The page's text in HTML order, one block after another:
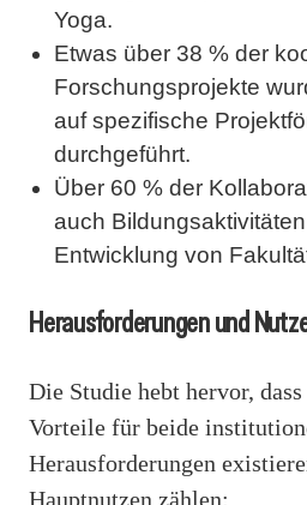
Yoga.
Etwas über 38 % der
Forschungsprojekte
auf spezifische
durchgeführt.
Über 60 % der
auch
Entwicklung von
Herausforderungen und
Die Studie hebt hervor,
Vorteile für beide
Herausforderungen
Hauptnutzen zählen: